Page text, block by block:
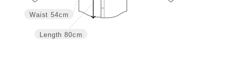
Length 80cm
Waist 54cm